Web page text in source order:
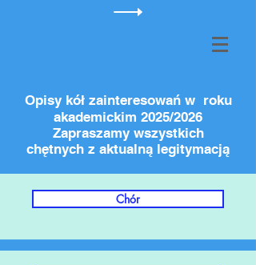
Opisy kół zainteresowań w roku
akademickim 2025/2026
Zapraszamy wszystkich
chętnych z aktualną legitymacją
Chór